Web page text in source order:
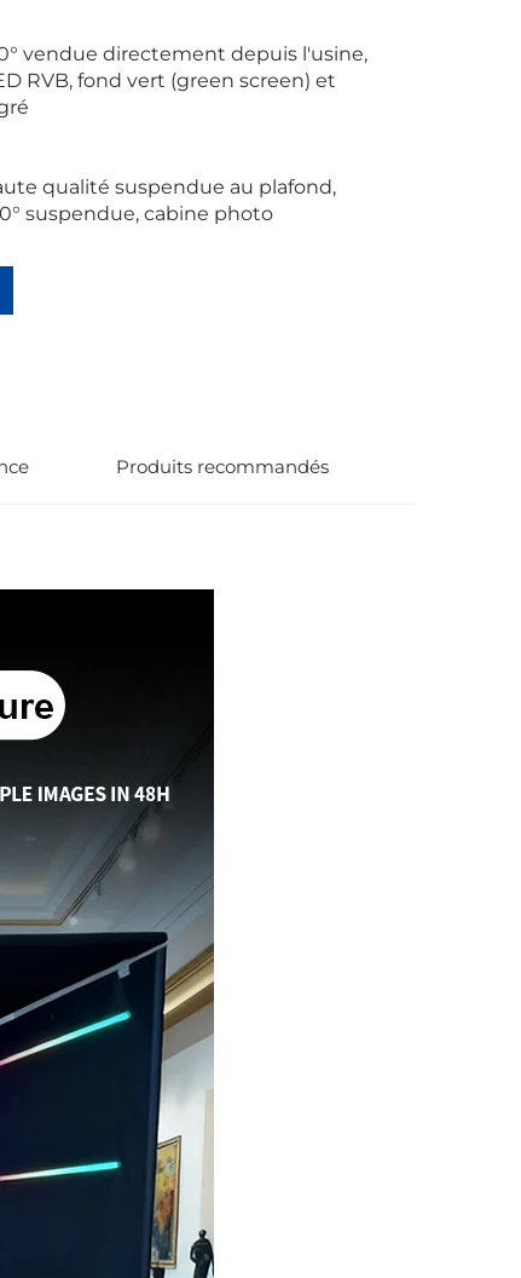
vendue directement depuis l'usine,
RVB, fond vert (green screen) et
qualité suspendue au plafond,
suspendue, cabine photo
Produits recommandés